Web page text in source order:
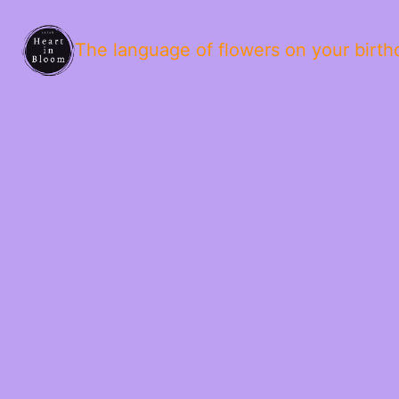
The language of flowers on your